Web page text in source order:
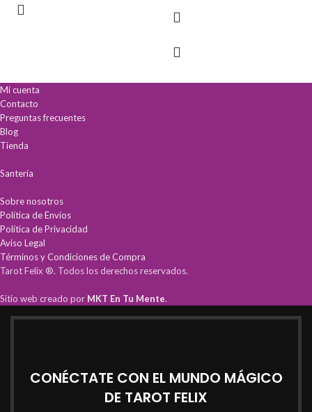
Mi cuenta
Contacto
Preguntas frecuentes
Blog
Tienda
Santería
Sobre nosotros
Política de Envíos
Política de Privacidad
Aviso Legal
Términos y Condiciones de Compra
Tarot Felix ®. Todos los derechos reservados.
Sitio web creado por MKT En Tu Mente.
CONÉCTATE CON EL MUNDO MÁGICO
DE TAROT FELIX